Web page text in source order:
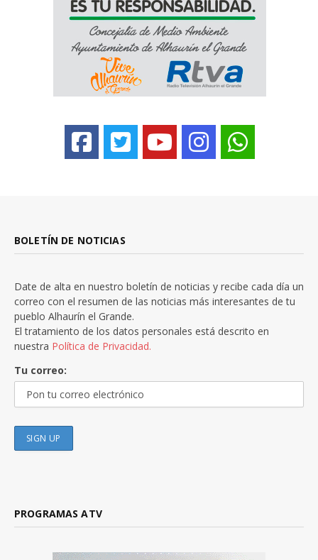
BOLETÍN DE NOTICIAS
Date de alta en nuestro boletín de noticias y recibe cada día un
correo con el resumen de las noticias más interesantes de tu
pueblo Alhaurín el Grande.
El tratamiento de los datos personales está descrito en
nuestra Política de Privacidad.
Tu correo:
PROGRAMAS ATV